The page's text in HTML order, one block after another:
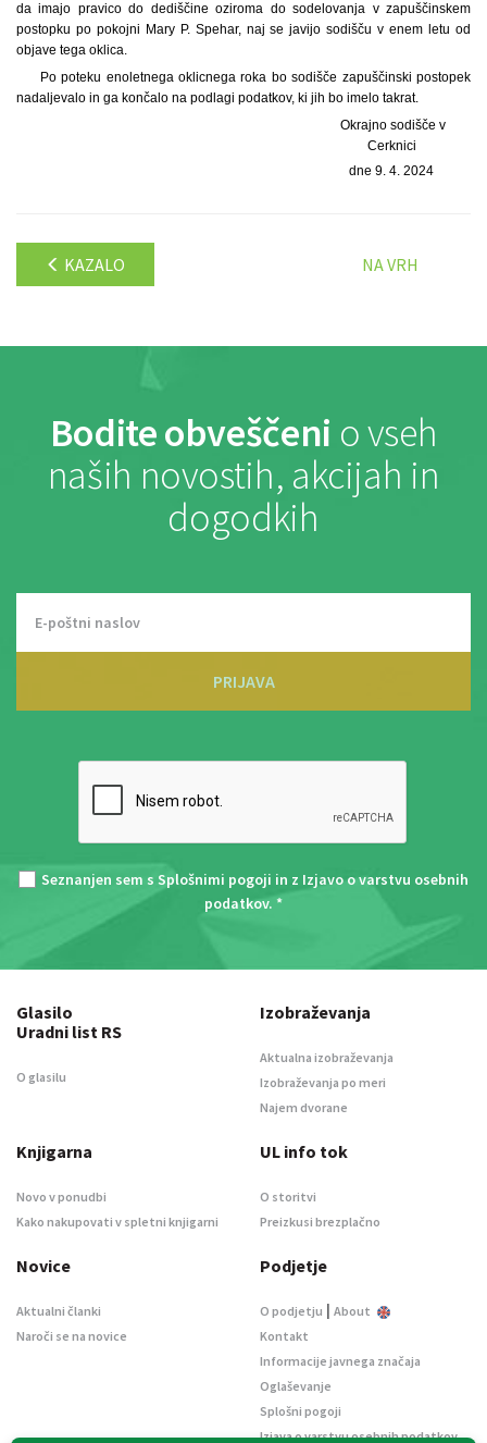
da imajo pravico do dediščine oziroma do sodelovanja v zapuščinskem
postopku po pokojni Mary P. Spehar, naj se javijo sodišču v enem letu od
objave tega oklica.
Po poteku enoletnega oklicnega roka bo sodišče zapuščinski postopek
nadaljevalo in ga končalo na podlagi podatkov, ki jih bo imelo takrat.
Okrajno sodišče v
Cerknici
dne 9. 4. 2024
KAZALO NA VRH
Bodite obveščeni o vseh
naših novostih, akcijah in
dogodkih
PRIJAVA
Seznanjen sem s Splošnimi pogoji in z Izjavo o varstvu osebnih
podatkov. *
Glasilo
Uradni list RS
O glasilu
Izobraževanja
Aktualna izobraževanja
Izobraževanja po meri
Najem dvorane
Knjigarna
Novo v ponudbi
Kako nakupovati v spletni knjigarni
UL info tok
O storitvi
Preizkusi brezplačno
Novice
Aktualni članki
Naroči se na novice
Podjetje
O podjetju | About
Kontakt
Informacije javnega značaja
Oglaševanje
Splošni pogoji
Izjava o varstvu osebnih podatkov